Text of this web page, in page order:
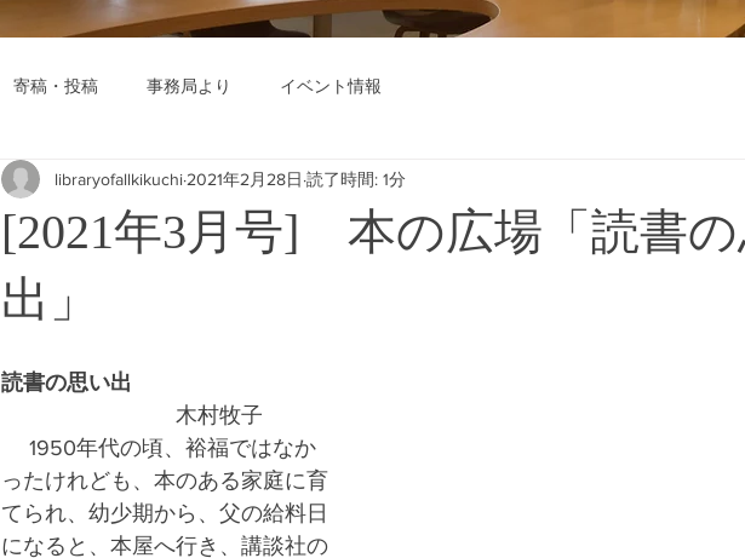
寄稿・投稿 事務局より イベント情報
[2021年3月号] 本の広場「読書
出」
libraryofallkikuchi 2021年2月28日 読了時間: 1分
読書の思い出
木村牧子
1950年代の頃、裕福ではなか
ったけれども、本のある家庭に育
てられ、幼少期から、父の給料日
になると、本屋へ行き、講談社の